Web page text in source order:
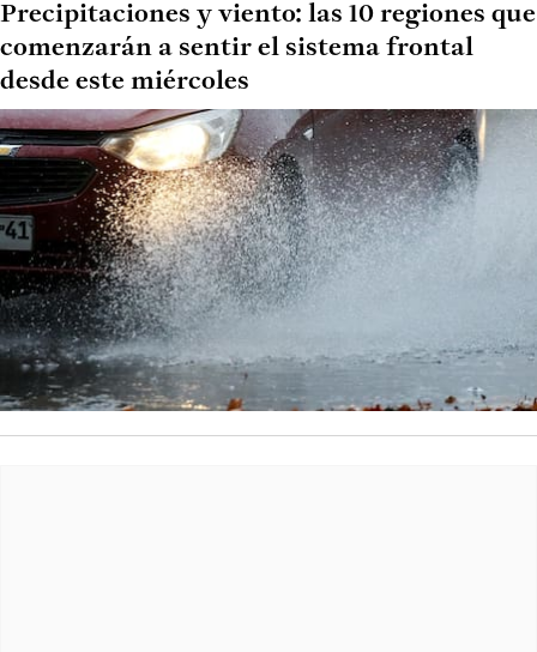
Precipitaciones y viento: las 10 regiones que
comenzarán a sentir el sistema frontal
desde este miércoles